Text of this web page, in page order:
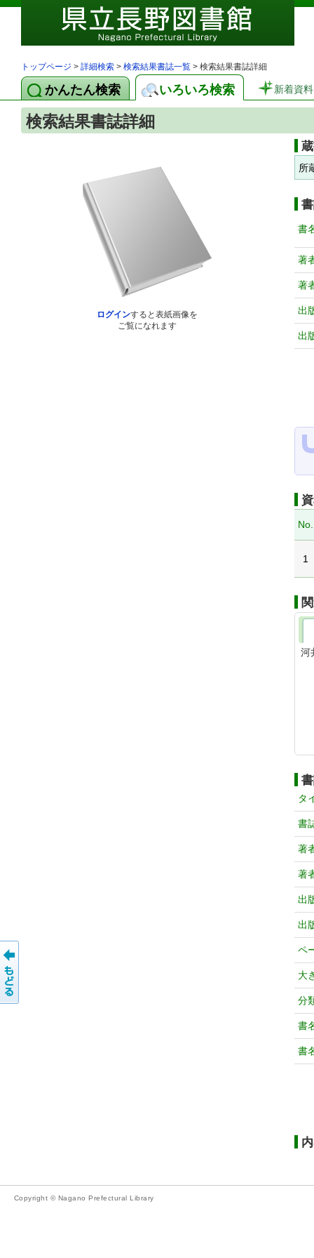
トップページ > 詳細検索 > 検索結果書誌一覧 > 検索結果書誌詳細
かんたん検索 いろいろ検索 新着資料
検索結果書誌詳細
ログインすると表紙画像を
ご覧になれます
所
書
著
著
出
出
No.
1
河
タ
書
著
著
出
出
ペ
大
分
書
書
Copyright © Nagano Prefectural Library